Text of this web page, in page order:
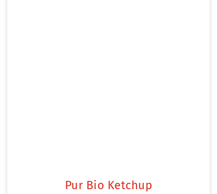
Pur Bio Ketchup